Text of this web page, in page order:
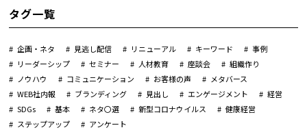
タグ一覧
企画・ネタ 見逃し配信 リニューアル キーワード
事例
リーダーシップ
セミナー 人材教育 座談会
組織作り
ノウハウ
コミュニケーション お客様の声
メタバース
WEB社内報
ブランディング 見出し エンゲージメント
経営
SDGs
基本 ネタ〇選 新型コロナウイルス
健康経営
ステップアップ
アンケート